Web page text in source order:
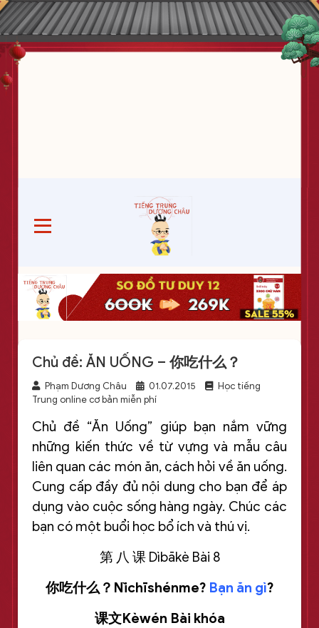
Chủ đề: ĂN UỐNG – 你吃什么？
Phạm Dương Châu 01.07.2015
Học tiếng
Trung online cơ bản miễn phí
Chủ đề “Ăn Uống” giúp bạn nắm vững
những kiến thức về từ vựng và mẫu câu
liên quan các món ăn, cách hỏi về ăn uống.
Cung cấp đầy đủ nội dung cho bạn để áp
dụng vào cuộc sống hàng ngày. Chúc các
bạn có một buổi học bổ ích và thú vị.
第 八 课 Dìbākè Bài 8
你吃什么？Nǐchīshénme? Bạn ăn gì?
课文Kèwén Bài khóa